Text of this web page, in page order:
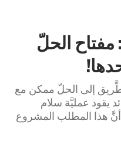
الحلّ
إلى الحلّ ممكن مع
يقود عمليَّة سلام
هذا المطلب المشروع